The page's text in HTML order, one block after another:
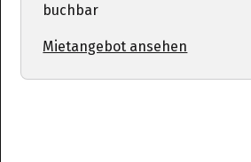
buchbar
Mietangebot ansehen